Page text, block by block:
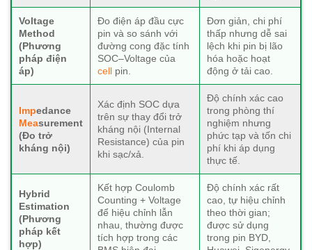
Voltage
Method
(Phương
pháp điện
áp)
Đo điện áp đầu cực
pin và so sánh với
đường cong đặc tính
SOC–Voltage của
cell pin.
Đơn giản, chi phí
thấp nhưng dễ sai
lệch khi pin bị lão
hóa hoặc hoạt
động ở tải cao.
Impedance
Measurement
(Đo trở
kháng nội)
Xác định SOC dựa
trên sự thay đổi trở
kháng nội (Internal
Resistance) của pin
khi sạc/xả.
Độ chính xác cao
trong phòng thí
nghiệm nhưng
phức tạp và tốn chi
phí khi áp dụng
thực tế.
Hybrid
Estimation
(Phương
pháp kết
hợp)
Kết hợp Coulomb
Counting + Voltage
để hiệu chỉnh lẫn
nhau, thường được
tích hợp trong các
Độ chính xác rất
cao, tự hiệu chỉnh
theo thời gian;
được sử dụng
trong pin BYD,